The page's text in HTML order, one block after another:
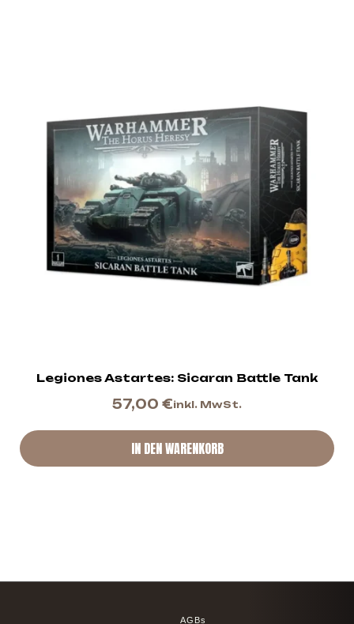
Legiones Astartes: Sicaran Battle Tank
57,00 €inkl. MwSt.
IN DEN WARENKORB
AGBs